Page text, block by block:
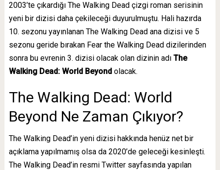
2003’te çıkardığı The Walking Dead çizgi roman serisinin
yeni bir dizisi daha çekileceği duyurulmuştu. Hali hazırda
10. sezonu yayınlanan The Walking Dead ana dizisi ve 5
sezonu geride bırakan Fear the Walking Dead dizilerinden
sonra bu evrenin 3. dizisi olacak olan dizinin adı The
Walking Dead: World Beyond olacak.
The Walking Dead: World
Beyond Ne Zaman Çıkıyor?
The Walking Dead’in yeni dizisi hakkında henüz net bir
açıklama yapılmamış olsa da 2020’de geleceği kesinleşti.
The Walking Dead’in resmi Twitter sayfasında yapılan